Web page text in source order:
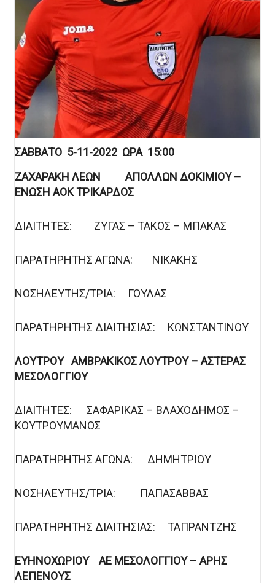
ΣΑΒΒΑΤΟ 5-11-2022 ΩΡΑ 15:00
ΖΑΧΑΡΑΚΗ ΛΕΩΝ ΑΠΟΛΛΩΝ ΔΟΚΙΜΙΟΥ –
ΕΝΩΣΗ ΑΟΚ ΤΡΙΚΑΡΔΟΣ
ΔΙΑΙΤΗΤΕΣ: ΖΥΓΑΣ – ΤΑΚΟΣ – ΜΠΑΚΑΣ
ΠΑΡΑΤΗΡΗΤΗΣ ΑΓΩΝΑ: ΝΙΚΑΚΗΣ
ΝΟΣΗΛΕΥΤΗΣ/ΤΡΙΑ: ΓΟΥΛΑΣ
ΠΑΡΑΤΗΡΗΤΗΣ ΔΙΑΙΤΗΣΙΑΣ: ΚΩΝΣΤΑΝΤΙΝΟΥ
ΛΟΥΤΡΟΥ ΑΜΒΡΑΚΙΚΟΣ ΛΟΥΤΡΟΥ – ΑΣΤΕΡΑΣ
ΜΕΣΟΛΟΓΓΙΟΥ
ΔΙΑΙΤΗΤΕΣ: ΣΑΦΑΡΙΚΑΣ – ΒΛΑΧΟΔΗΜΟΣ –
ΚΟΥΤΡΟΥΜΑΝΟΣ
ΠΑΡΑΤΗΡΗΤΗΣ ΑΓΩΝΑ: ΔΗΜΗΤΡΙΟΥ
ΝΟΣΗΛΕΥΤΗΣ/ΤΡΙΑ: ΠΑΠΑΣΑΒΒΑΣ
ΠΑΡΑΤΗΡΗΤΗΣ ΔΙΑΙΤΗΣΙΑΣ: ΤΑΠΡΑΝΤΖΗΣ
ΕΥΗΝΟΧΩΡΙΟΥ ΑΕ ΜΕΣΟΛΟΓΓΙΟΥ – ΑΡΗΣ
ΛΕΠΕΝΟΥΣ